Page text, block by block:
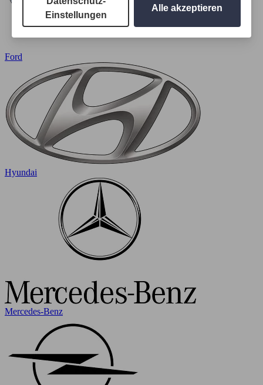
Ford
Hyundai
Mercedes-Benz
Einstellungen
Alle akzeptieren